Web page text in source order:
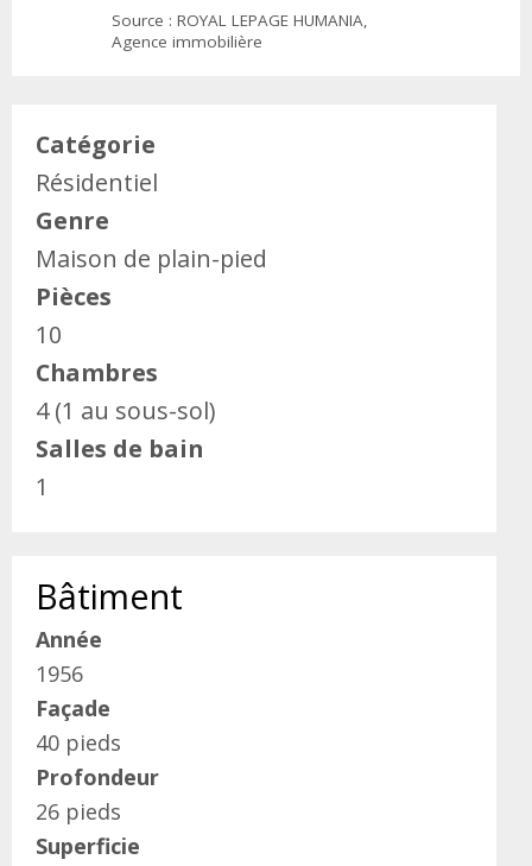
Source : ROYAL LEPAGE HUMANIA,
Agence immobilière
Catégorie
Résidentiel
Genre
Maison de plain-pied
Pièces
10
Chambres
4 (1 au sous-sol)
Salles de bain
1
Bâtiment
Année
1956
Façade
40 pieds
Profondeur
26 pieds
Superficie